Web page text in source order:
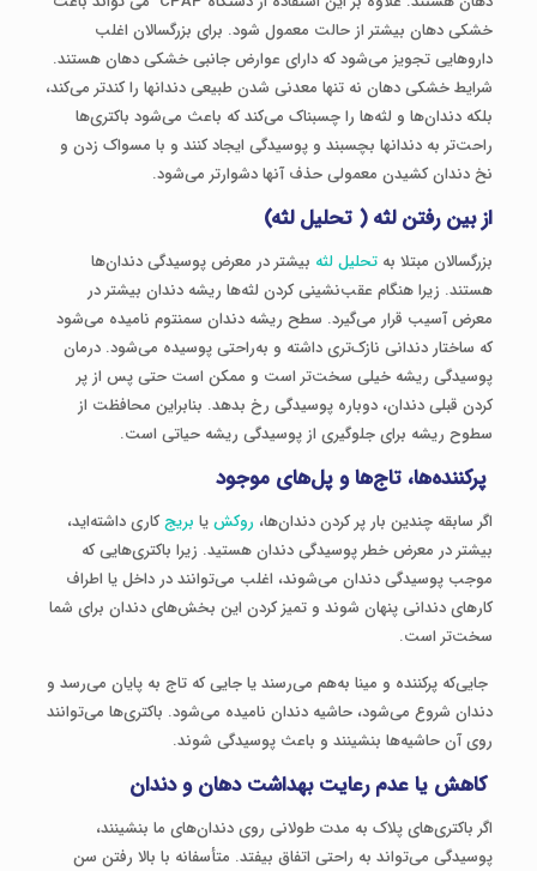
خشکی دهان بیشتر از حالت معمول شود. برای بزرگسالان اغلب
داروهایی تجویز می‌شود که دارای عوارض جانبی خشکی دهان هستند.
شرایط خشکی دهان نه‌ تنها معدنی شدن طبیعی دندانها را کندتر می‌کند،
بلکه دندان‌ها و لثه‌ها را چسبناک می‌کند که باعث می‌شود باکتری‌ها
راحت‌تر به دندانها بچسبند و پوسیدگی ایجاد کنند و با مسواک زدن و
نخ دندان کشیدن معمولی حذف آنها دشوارتر می‌شود.
از بین رفتن لثه ( تحلیل لثه)
بزرگسالان مبتلا به تحلیل لثه بیشتر در معرض پوسیدگی دندان‌ها
هستند. زیرا هنگام عقب‌نشینی کردن لثه‌ها ریشه دندان بیشتر در
معرض آسیب قرار می‌گیرد. سطح ریشه دندان سمنتوم نامیده می‌شود
که ساختار دندانی نازک‌تری داشته و به‌راحتی پوسیده می‌شود. درمان
پوسیدگی ریشه خیلی سخت‌تر است و ممکن است حتی پس ‌از پر
کردن قبلی دندان، دوباره پوسیدگی رخ بدهد. بنابراین محافظت از
سطوح ریشه برای جلوگیری از پوسیدگی ریشه حیاتی است.
پرکننده‌ها، تاج‌ها و پل‌های موجود
اگر سابقه چندین ‌بار پر کردن دندان‌ها، روکشیا بریجکاری داشته‌اید،
بیشتر در معرض خطر پوسیدگی دندان هستید. زیرا باکتری‌هایی که
موجب پوسیدگی دندان می‌شوند، اغلب می‌توانند در داخل یا اطراف
کارهای دندانی پنهان شوند و تمیز کردن این بخش‌های دندان برای شما
سخت‌تر است.
جایی‌که پرکننده و مینا به‌هم می‌رسند یا جایی که تاج به پایان می‌رسد و
دندان شروع می‌شود، حاشیه دندان نامیده می‌شود. باکتری‌ها می‌توانند
روی آن حاشیه‌ها بنشینند و باعث پوسیدگی شوند.
کاهش یا عدم رعایت بهداشت دهان و دندان
اگر باکتری‌های پلاک به مدت طولانی روی دندان‌های ما بنشینند،
پوسیدگی می‌تواند به‌ راحتی اتفاق بیفتد. متأسفانه با بالا رفتن سن